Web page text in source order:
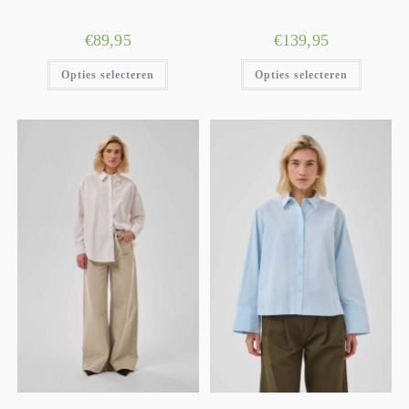
kwaliteit boven kwantiteit en stijl boven trends? Sluit je dan
aan bij My Essential Wardrobe en begin vandaag nog aan je
€89,95
Opties selecteren
€139,95
Opties selecteren